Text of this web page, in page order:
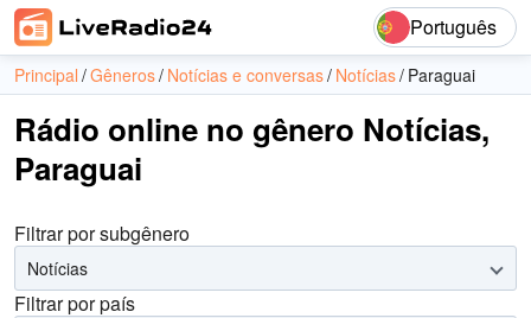
Português
Principal Gêneros Notícias e conversas Notícias Paraguai
Rádio online no gênero Notícias,
Paraguai
Filtrar por subgênero
Notícias
Filtrar por país